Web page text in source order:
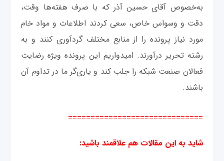
به‌خصوص آقای حسین آذر که با صرف هفته‌ها وقت،
دقت و وسواس خاص، سعی کردند اطلاعات و مواد خام
مورد نیاز پرونده را از منابع مختلف گردآوری کنند و به
رشته تحریر درآورند. امیدواریم این پرونده ویژه رضایت
فعالان صنعت شبکه را جلب کند و یاری‌گر ما در تداوم آن
باشند.
==============================
شاید به این مقالات هم علاقمند باشید: